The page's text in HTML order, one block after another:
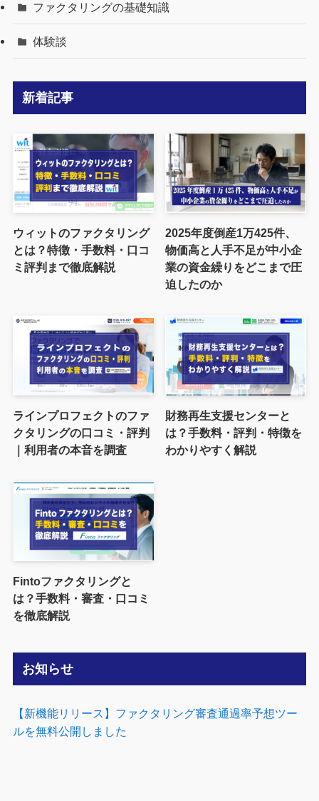
ファクタリングの基礎知識
体験談
新着記事
ウィットのファクタリング
とは？特徴・手数料・口コ
ミ評判まで徹底解説
2025年度倒産1万425件、
物価高と人手不足が中小企
業の資金繰りをどこまで圧
迫したのか
ラインプロフェクトのファ
クタリングの口コミ・評判
｜利用者の本音を調査
財務再生支援センターと
は？手数料・評判・特徴を
わかりやすく解説
Fintoファクタリングと
は？手数料・審査・口コミ
を徹底解説
お知らせ
【新機能リリース】ファクタリング審査通過率予想ツー
ルを無料公開しました